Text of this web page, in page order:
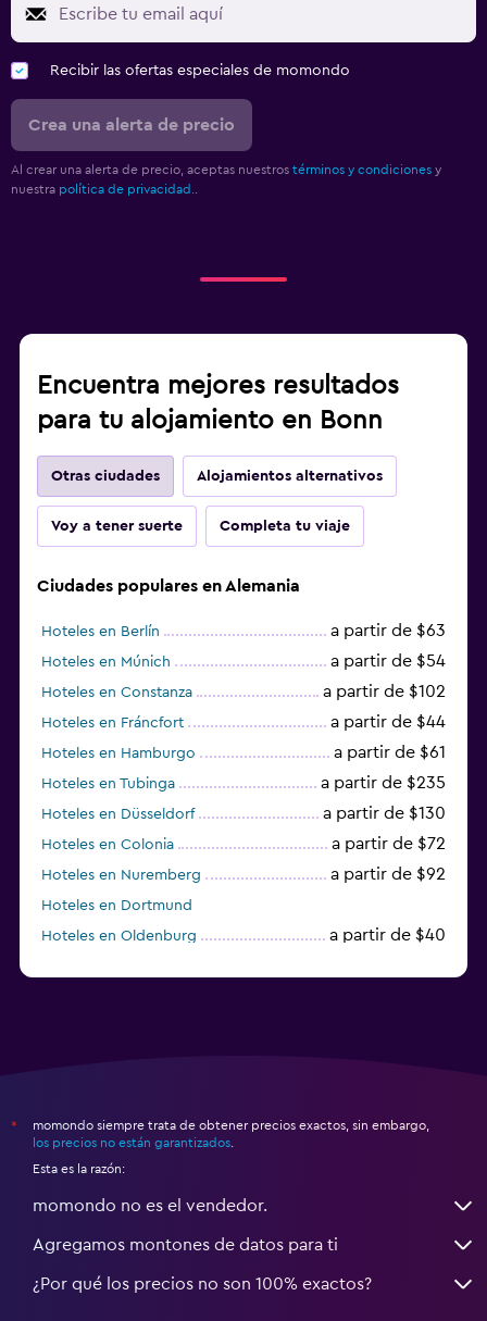
Recibir las ofertas especiales de momondo
Crea una alerta de precio
Al crear una alerta de precio, aceptas nuestros términos y condiciones y
nuestra política de privacidad.
Encuentra mejores resultados
para tu alojamiento en Bonn
Otras ciudades Alojamientos alternativos
Voy a tener suerte Completa tu viaje
Ciudades populares en Alemania
Hoteles en Berlín a partir de $63
Hoteles en Múnich a partir de $54
Hoteles en Constanza a partir de $102
Hoteles en Fráncfort a partir de $44
Hoteles en Hamburgo a partir de $61
Hoteles en Tubinga a partir de $235
Hoteles en Düsseldorf a partir de $130
Hoteles en Colonia a partir de $72
Hoteles en Nuremberg a partir de $92
Hoteles en Dortmund
Hoteles en Oldenburg
a partir de $40
*
momondo siempre trata de obtener precios exactos, sin embargo,
los precios no están garantizados
Esta es la razón:
momondo no es el vendedor.
Agregamos montones de datos para ti
¿Por qué los precios no son 100% exactos?